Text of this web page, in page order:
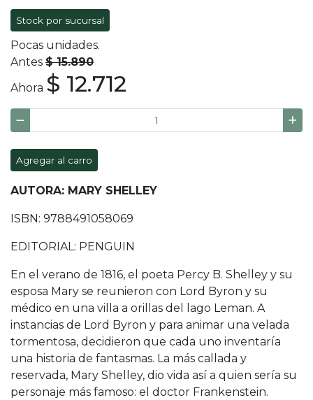
Stock por sucursal
Pocas unidades.
Antes $ 15.890
Ahora $ 12.712
Agregar al carro
AUTORA: MARY SHELLEY
ISBN: 9788491058069
EDITORIAL: PENGUIN
En el verano de 1816, el poeta Percy B. Shelley y su
esposa Mary se reunieron con Lord Byron y su
médico en una villa a orillas del lago Leman. A
instancias de Lord Byron y para animar una velada
tormentosa, decidieron que cada uno inventaría
una historia de fantasmas. La más callada y
reservada, Mary Shelley, dio vida así a quien sería su
personaje más famoso: el doctor Frankenstein.